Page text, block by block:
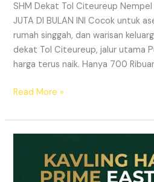
SHM Dekat Tol Citeureup Nempel
JUTA DI BULAN INI Cocok untuk
rumah singgah, dan warisan
dekat Tol Citeureup, jalur utama
harga terus naik. Hanya 700
Read More »